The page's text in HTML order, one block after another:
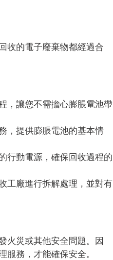
收的電子廢棄物都經過合
，讓您不需擔心膨脹電池帶
，提供膨脹電池的基本情
行動電源，確保回收過程的
工廠進行拆解處理，並對有
火災或其他安全問題。因
務，才能確保安全。